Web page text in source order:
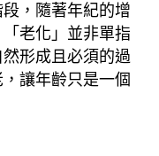
，隨著年紀的增
老化」 並非單指
形成且必須的過
讓年齡只是一個